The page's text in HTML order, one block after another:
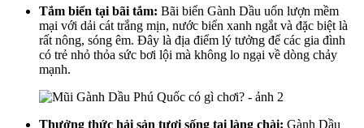
Tắm biển tại bãi tắm: Bãi biển Gành Dầu uốn lượn mềm
mại với dải cát trắng mịn, nước biển xanh ngắt và đặc biệt là
rất nông, sóng êm. Đây là địa điểm lý tưởng để các gia đình
có trẻ nhỏ thỏa sức bơi lội mà không lo ngại về dòng chảy
mạnh.
Thưởng thức hải sản tươi sống tại làng chài: Gành Dầu